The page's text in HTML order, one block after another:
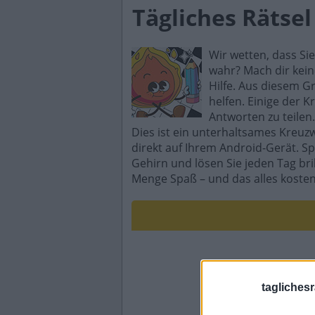
Tägliches
Wir wetten, dass
wahr? Mach dir
Hilfe. Aus diesem
helfen. Einige der
Antworten zu teilen.
Dies ist ein unterhaltsames
direkt auf Ihrem Android-Gerät.
Gehirn und lösen Sie jeden Tag
Menge Spaß – und das alles